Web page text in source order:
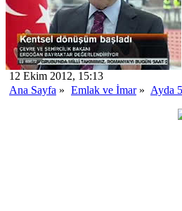
12 Ekim 2012, 15:13
Ana Sayfa » Emlak ve İmar» Ayda